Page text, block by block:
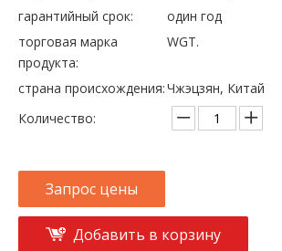
гарантийный срок:
один год
торговая марка
продукта:
WGT.
страна происхождения:Чжэцзян, Китай
Количество:
Запрос цены
Добавить в корзину